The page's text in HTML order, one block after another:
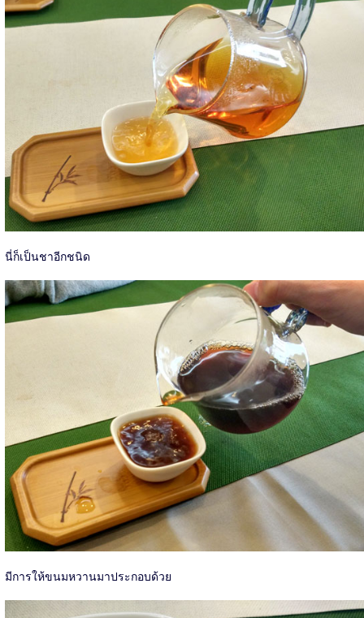
นี่ก็เป็นชาอีกชนิด
มีการให้ขนมหวานมาประกอบด้วย